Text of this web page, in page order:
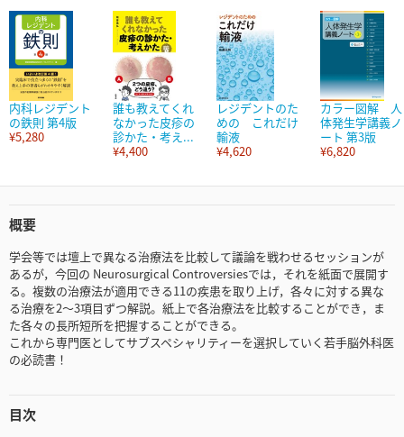
内科レジデント
の鉄則 第4版
¥5,280
誰も教えてくれ
なかった皮疹の
診かた・考え...
¥4,400
レジデントのた
めの これだけ
輸液
¥4,620
カラー図解 人
体発生学講義ノ
ート 第3版
¥6,820
概要
学会等では壇上で異なる治療法を比較して議論を戦わせるセッションが
あるが，今回の Neurosurgical Controversiesでは，それを紙面で展開す
る。複数の治療法が適用できる11の疾患を取り上げ，各々に対する異な
る治療を2〜3項目ずつ解説。紙上で各治療法を比較することができ，ま
た各々の長所短所を把握することができる。
これから専門医としてサブスペシャリティーを選択していく若手脳外科医
の必読書！
目次